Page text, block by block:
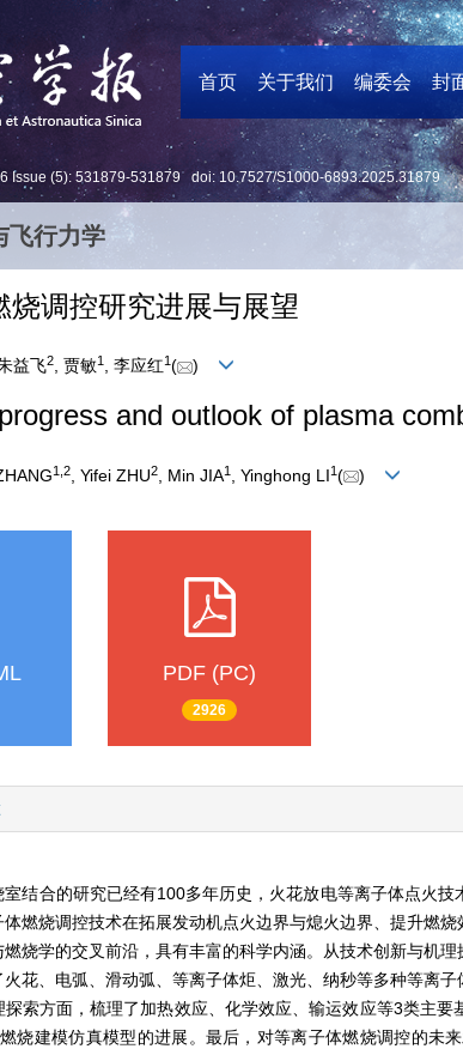
首页 关于我们 编委会 封
Issue (5): 531879-531879 doi:10.7527/S1000-6893.2025.31879
飞行力学
烧调控研究进展与展望
益飞2, 贾敏1 , 李应红1( )
and outlook of plasma
1 2 , Yifei ZHU2 , Min JIA1 , Yinghong LI1( )
PDF (PC)
2926
结合的研究已经有100多年历史，火花放电等离子体点火
体燃烧调控技术在拓展发动机点火边界与熄火边界、提升燃
烧学的交叉前沿，具有丰富的科学内涵。从技术创新与机
火花、电弧、滑动弧、等离子体炬、激光、纳秒等多种等离
索方面，梳理了加热效应、化学效应、输运效应等3类主
烧建模仿真模型的进展。最后，对等离子体燃烧调控的未